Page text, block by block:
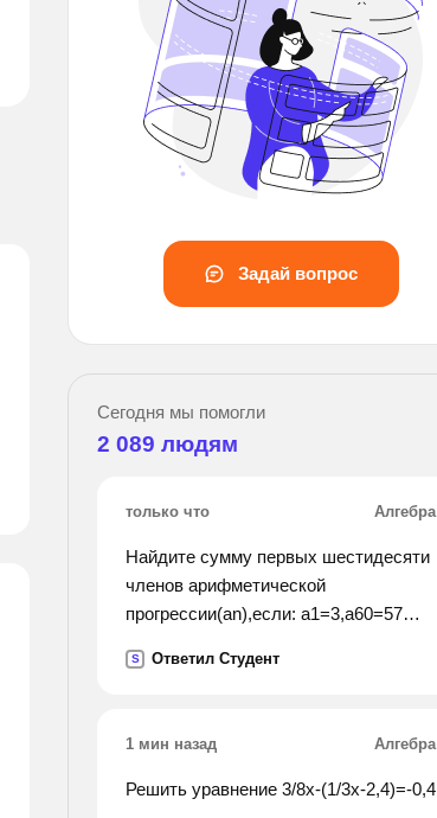
Задай вопрос
Сегодня мы помогли
2 089 людям
только что Алгебра
Найдите сумму первых шестидесяти
членов арифметической
прогрессии(an),если: a1=3,a60=57
S Ответил Студент
1 мин назад Алгебра
Решить уравнение 3/8x-(1/3x-2,4)=-0,4